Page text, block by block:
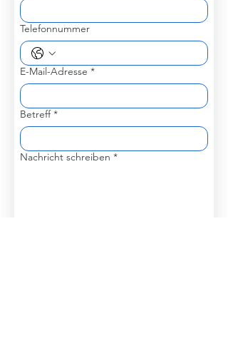
Telefonnummer
E-Mail-Adresse *
Betreff *
Nachricht schreiben *